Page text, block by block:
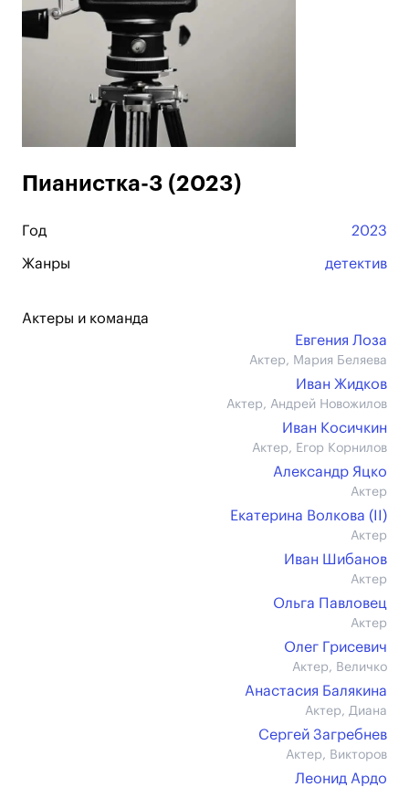
Пианистка-3 (2023)
Год 2023
Жанры детектив
Актеры и команда
Евгения Лоза
Актер, Мария Беляева
Иван Жидков
Актер, Андрей Новожилов
Иван Косичкин
Актер, Егор Корнилов
Александр Яцко
Актер
Екатерина Волкова (II)
Актер
Иван Шибанов
Актер
Ольга Павловец
Актер
Олег Грисевич
Актер, Величко
Анастасия Балякина
Актер, Диана
Сергей Загребнев
Актер, Викторов
Леонид Ардо